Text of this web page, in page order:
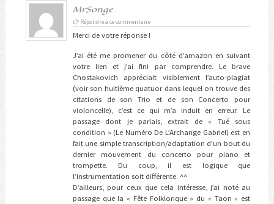
MrSonge
Répondre à ce commentaire
Merci de votre réponse !
J’ai été me promener du côté d’amazon en suivant
votre lien et j’ai fini par comprendre. Le brave
Chostakovich appréciait visiblement l’auto-plagiat
(voir son huitième quatuor dans lequel on trouve des
citations de son Trio et de son Concerto pour
violoncelle), c’est ce qui m’a induit en erreur. Le
passage dont je parlais, extrait de « Tué sous
condition » (Le Numéro De L’Archange Gabriel) est en
fait une simple transcription/adaptation d’un bout du
dernier mouvement du concerto pour piano et
trompette. Du coup, il est logique que
l’instrumentation soit différente. ^^
D’ailleurs, pour ceux que cela intéresse, j’ai noté au
passage que la « Fête Folklorique » du « Taon » est